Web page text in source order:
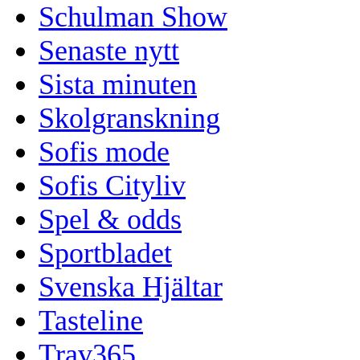
Schulman Show
Senaste nytt
Sista minuten
Skolgranskning
Sofis mode
Sofis Cityliv
Spel & odds
Sportbladet
Svenska Hjältar
Tasteline